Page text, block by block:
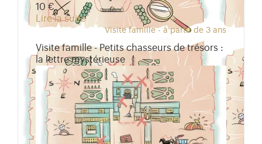
10 €
Lire la suite
Visite famille - à partir de 3 ans
Visite famille - Petits chasseurs de trésors :
la lettre mystérieuse